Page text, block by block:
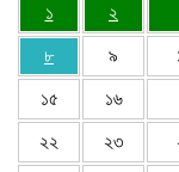
১
২
৮ ৯
১৫ ১৬
২২ ২৩